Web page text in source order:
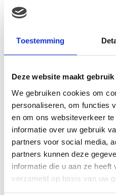
Toestemming
Deze website maakt
We gebruiken cookies om
personaliseren, om functies
en om ons websiteverkeer
informatie over uw gebruik
partners voor social media,
partners kunnen deze
informatie die u aan ze
verzameld op basis van uw